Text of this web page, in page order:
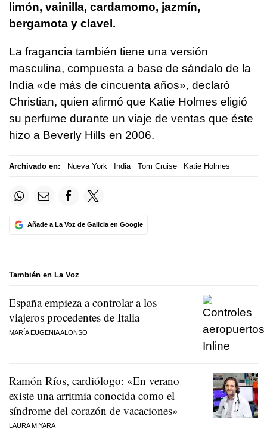
limón, vainilla, cardamomo, jazmín,
bergamota y clavel.
La fragancia también tiene una versión
masculina, compuesta a base de sándalo de la
India «de más de cincuenta años», declaró
Christian, quien afirmó que Katie Holmes eligió
su perfume durante un viaje de ventas que éste
hizo a Beverly Hills en 2006.
Archivado en: Nueva York India Tom Cruise Katie Holmes
Añade a La Voz de Galicia en Google
También en La Voz
España empieza a controlar a los
viajeros procedentes de Italia
MARÍA EUGENIA ALONSO
Ramón Ríos, cardiólogo: «En verano
existe una arritmia conocida como el
síndrome del corazón de vacaciones»
LAURA MIYARA